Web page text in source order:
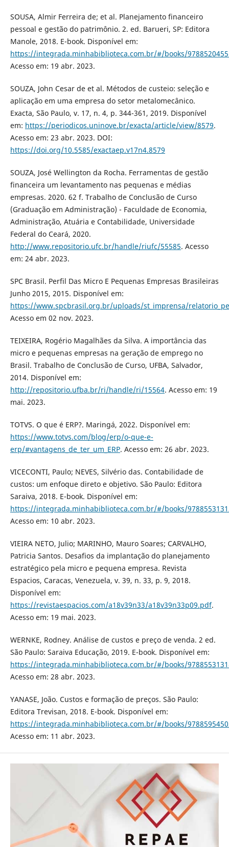
SOUSA, Almir Ferreira de; et al. Planejamento financeiro
pessoal e gestão do patrimônio. 2. ed. Barueri, SP: Editora
Manole, 2018. E-book. Disponível em:
https://integrada.minhabiblioteca.com.br/#/books/
Acesso em: 19 abr. 2023.
SOUZA, John Cesar de et al. Métodos de custeio: seleção e
aplicação em uma empresa do setor metalomecânico.
Exacta, São Paulo, v. 17, n. 4, p. 344-361, 2019. Disponível
em: https://periodicos.uninove.br/exacta/article/view/8579.
Acesso em: 23 abr. 2023. DOI:
https://doi.org/10.5585/exactaep.v17n4.8579
SOUZA, José Wellington da Rocha. Ferramentas de gestão
financeira um levantamento nas pequenas e médias
empresas. 2020. 62 f. Trabalho de Conclusão de Curso
(Graduação em Administração) - Faculdade de Economia,
Administração, Atuária e Contabilidade, Universidade
Federal do Ceará, 2020.
http://www.repositorio.ufc.br/handle/riufc/55585. Acesso
em: 24 abr. 2023.
SPC Brasil. Perfil Das Micro E Pequenas Empresas Brasileiras
Junho 2015, 2015. Disponível em:
https://www.spcbrasil.org.br/uploads/st_imprensa/
Acesso em 02 nov. 2023.
TEIXEIRA, Rogério Magalhães da Silva. A importância das
micro e pequenas empresas na geração de emprego no
Brasil. Trabalho de Conclusão de Curso, UFBA, Salvador,
2014. Disponível em:
http://repositorio.ufba.br/ri/handle/ri/15564. Acesso em: 19
mai. 2023.
TOTVS. O que é ERP?. Maringá, 2022. Disponível em:
https://www.totvs.com/blog/erp/o-que-e-
erp/#vantagens_de_ter_um_ERP. Acesso em: 26 abr. 2023.
VICECONTI, Paulo; NEVES, Silvério das. Contabilidade de
custos: um enfoque direto e objetivo. São Paulo: Editora
Saraiva, 2018. E-book. Disponível em:
https://integrada.minhabiblioteca.com.br/#/books/
Acesso em: 10 abr. 2023.
VIEIRA NETO, Julio; MARINHO, Mauro Soares; CARVALHO,
Patricia Santos. Desafios da implantação do planejamento
estratégico pela micro e pequena empresa. Revista
Espacios, Caracas, Venezuela, v. 39, n. 33, p. 9, 2018.
Disponível em:
https://revistaespacios.com/a18v39n33/a18v39n33p09.pdf.
Acesso em: 19 mai. 2023.
WERNKE, Rodney. Análise de custos e preço de venda. 2 ed.
São Paulo: Saraiva Educação, 2019. E-book. Disponível em:
https://integrada.minhabiblioteca.com.br/#/books/
Acesso em: 28 abr. 2023.
YANASE, João. Custos e formação de preços. São Paulo:
Editora Trevisan, 2018. E-book. Disponível em:
https://integrada.minhabiblioteca.com.br/#/books/
Acesso em: 11 abr. 2023.